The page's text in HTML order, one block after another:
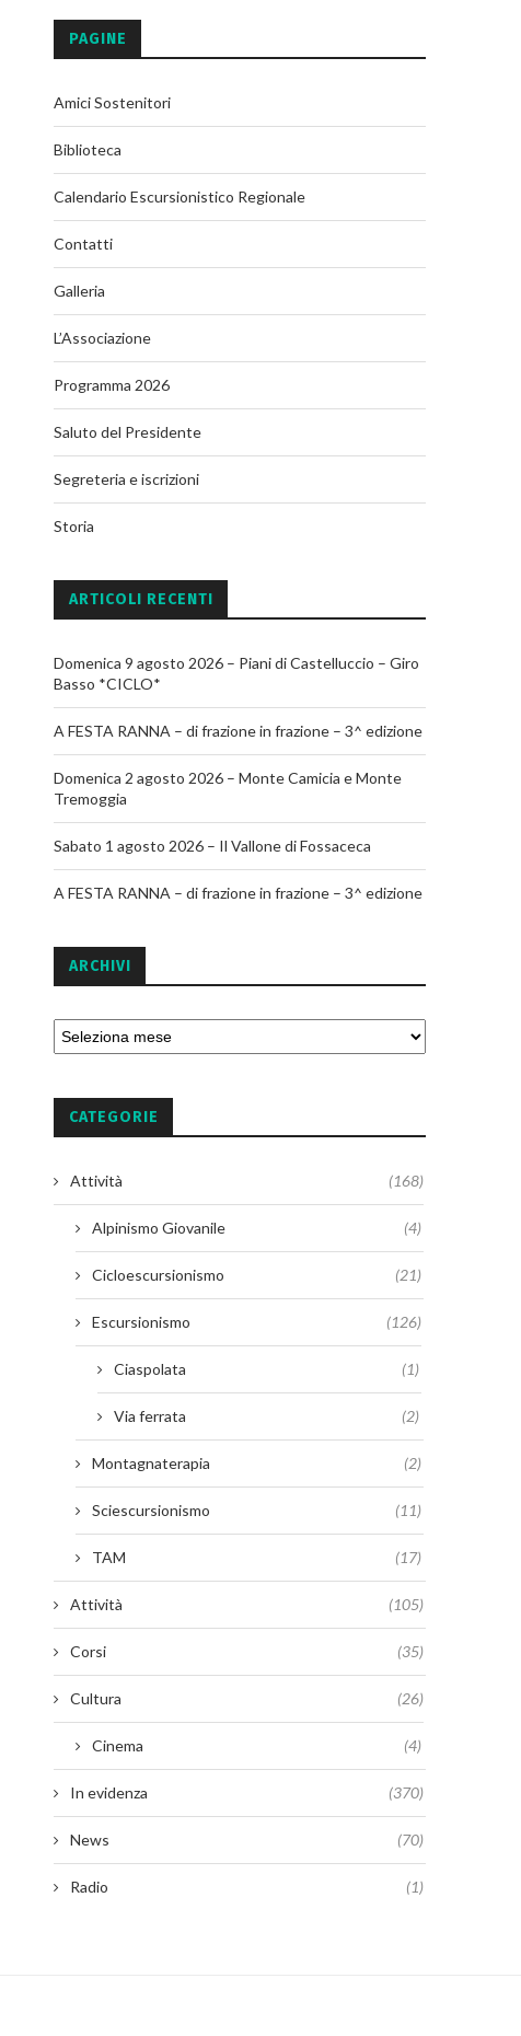
PAGINE
Amici Sostenitori
Biblioteca
Calendario Escursionistico Regionale
Contatti
Galleria
L’Associazione
Programma 2026
Saluto del Presidente
Segreteria e iscrizioni
Storia
ARTICOLI RECENTI
Domenica 9 agosto 2026 – Piani di Castelluccio – Giro
Basso *CICLO*
A FESTA RANNA – di frazione in frazione – 3^ edizione
Domenica 2 agosto 2026 – Monte Camicia e Monte
Tremoggia
Sabato 1 agosto 2026 – Il Vallone di Fossaceca
A FESTA RANNA – di frazione in frazione – 3^ edizione
ARCHIVI
CATEGORIE
Attività (168)
Alpinismo Giovanile (4)
Cicloescursionismo (21)
Escursionismo (126)
Ciaspolata (1)
Via ferrata (2)
Montagnaterapia (2)
Sciescursionismo (11)
TAM (17)
Attività (105)
Corsi (35)
Cultura (26)
Cinema (4)
In evidenza (370)
News (70)
Radio (1)